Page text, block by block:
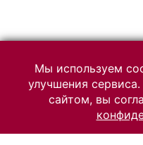
Мы используем
улучшения
сайтом, вы